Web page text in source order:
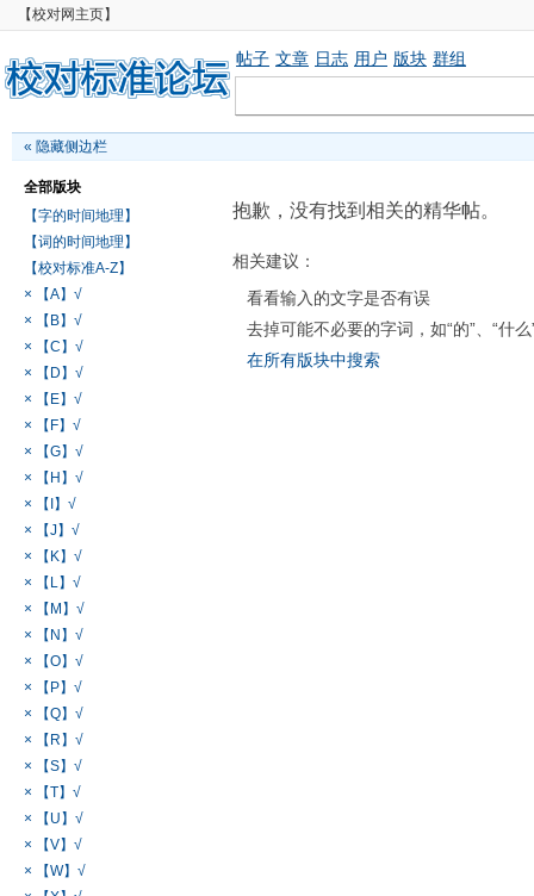
【校对网主页】
帖子 文章 日志 用户 版块 群组
« 隐藏侧边栏
全部版块
【字的时间地理】
【词的时间地理】
【校对标准A-Z】
× 【A】√
× 【B】√
× 【C】√
× 【D】√
× 【E】√
× 【F】√
× 【G】√
× 【H】√
× 【I】√
× 【J】√
× 【K】√
× 【L】√
× 【M】√
× 【N】√
× 【O】√
× 【P】√
× 【Q】√
× 【R】√
× 【S】√
× 【T】√
× 【U】√
× 【V】√
× 【W】√
抱歉，没有找到相关的精华帖。
相关建议：
看看输入的文字是否有误
去掉可能不必要的字词，如“的”、“什么
在所有版块中搜索